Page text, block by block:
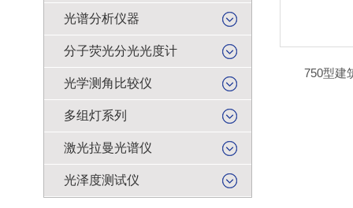
光谱分析仪器
分子荧光分光光度计
光学测角比较仪
多组灯系列
激光拉曼光谱仪
光泽度测试仪
750型建